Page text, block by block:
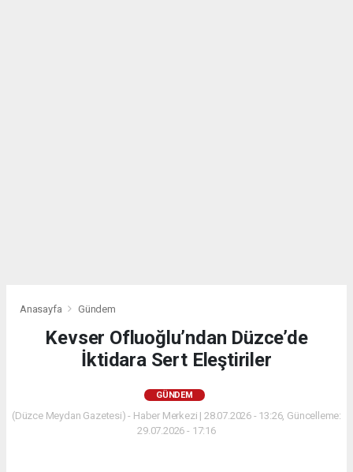
Anasayfa Gündem
Kevser Ofluoğlu’ndan Düzce’de
İktidara Sert Eleştiriler
GÜNDEM
(Düzce Meydan Gazetesi) - Haber Merkezi | 28.07.2026 - 13:26, Güncelleme:
29.07.2026 - 17:16